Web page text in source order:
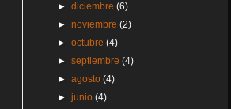
►diciembre(6)
►noviembre(2)
►octubre(4)
►septiembre(4)
►agosto(4)
►junio(4)